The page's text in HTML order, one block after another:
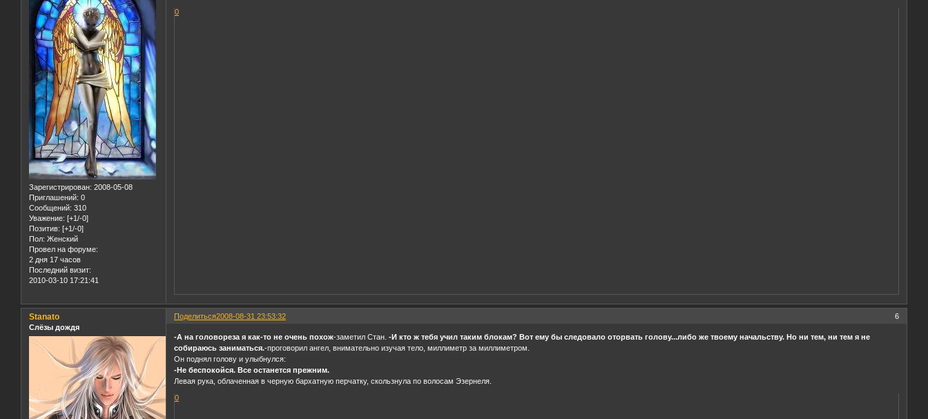
Зарегистрирован: 2008-05-08
Приглашений: 0
Сообщений: 310
Уважение: [+1/-0]
Позитив: [+1/-0]
Пол: Женский
Провел на форуме:
2 дня 17 часов
Последний визит:
2010-03-10 17:21:41
0
Поделиться 6
2008-08-31 23:53:32
Stanato
Слёзы дождя
-А на головореза я как-то не очень похож-заметил Стан.-И кто ж тебя учил таким блокам? Вот ему бы следовало оторвать голову...либо же твоему начальству. Но ни тем, ни тем я не
собираюсь заниматься.-проговорил ангел, внимательно изучая тело, миллиметр за миллиметром.
Он поднял голову и улыбнулся:
-Не беспокойся. Все останется прежним.
Левая рука, облаченная в черную бархатную перчатку, скользнула по волосам Эзернеля.
0